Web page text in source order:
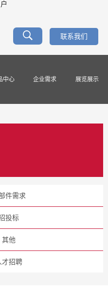
联系我们
中心 企业需求 展览展示
件需求
投标
其他
才招聘